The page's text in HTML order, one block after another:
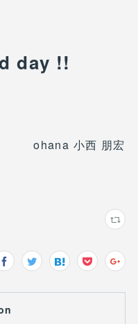
day !!
ohana 小西 朋宏